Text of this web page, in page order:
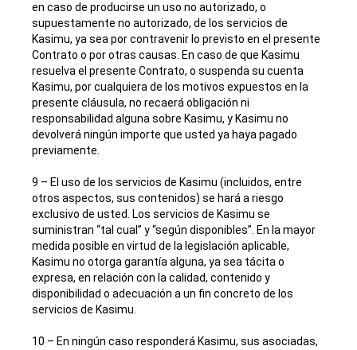
en caso de producirse un uso no autorizado, o
supuestamente no autorizado, de los servicios de
Kasimu, ya sea por contravenir lo previsto en el presente
Contrato o por otras causas. En caso de que Kasimu
resuelva el presente Contrato, o suspenda su cuenta
Kasimu, por cualquiera de los motivos expuestos en la
presente cláusula, no recaerá obligación ni
responsabilidad alguna sobre Kasimu, y Kasimu no
devolverá ningún importe que usted ya haya pagado
previamente.
9 – El uso de los servicios de Kasimu (incluidos, entre
otros aspectos, sus contenidos) se hará a riesgo
exclusivo de usted. Los servicios de Kasimu se
suministran “tal cual” y “según disponibles”. En la mayor
medida posible en virtud de la legislación aplicable,
Kasimu no otorga garantía alguna, ya sea tácita o
expresa, en relación con la calidad, contenido y
disponibilidad o adecuación a un fin concreto de los
servicios de Kasimu.
10 – En ningún caso responderá Kasimu, sus asociadas,